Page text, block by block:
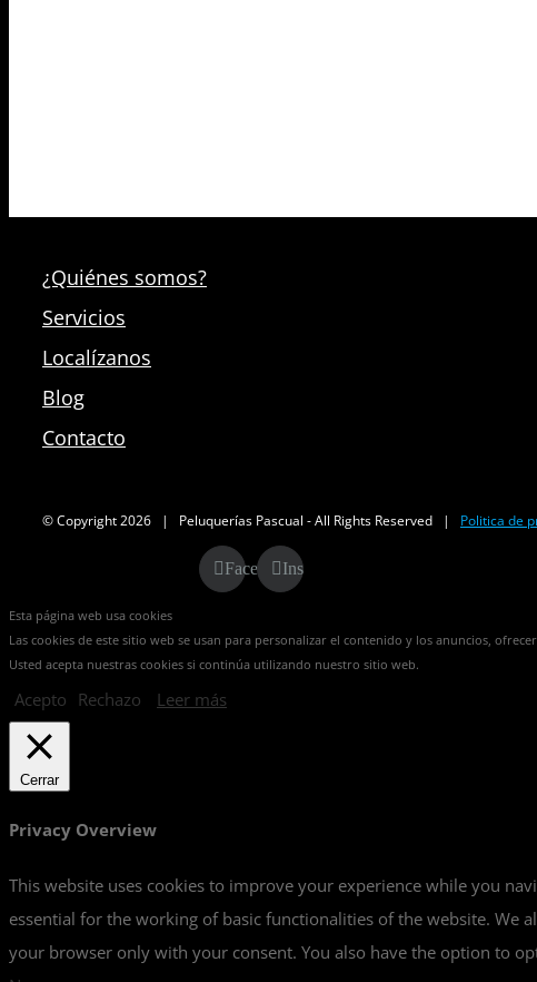
¿Quiénes somos?
Servicios
Localízanos
Blog
Contacto
© Copyright2026 | Peluquerías Pascual - All Rights Reserved | Politica de
FacebookInstagram
Esta página web usa cookies
Las cookies de este sitio web se usan para personalizar el contenido y los anuncios,
Usted acepta nuestras cookies si continúa utilizando nuestro sitio web.
Acepto Rechazo Leer más
Cerrar
Privacy Overview
This website uses cookies to improve your experience while you
essential for the working of basic functionalities of the website. We
your browser only with your consent. You also have the option to